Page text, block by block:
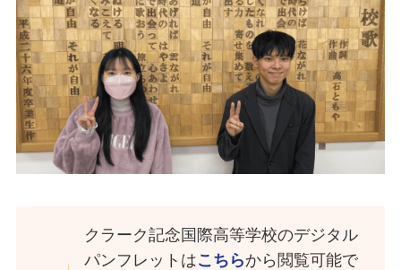
クラーク記念国際高等学校のデジタル
パンフレットはこちらから閲覧可能で